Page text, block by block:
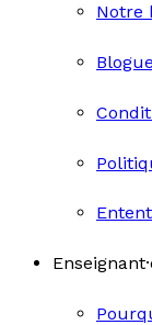
Notre
Blogue